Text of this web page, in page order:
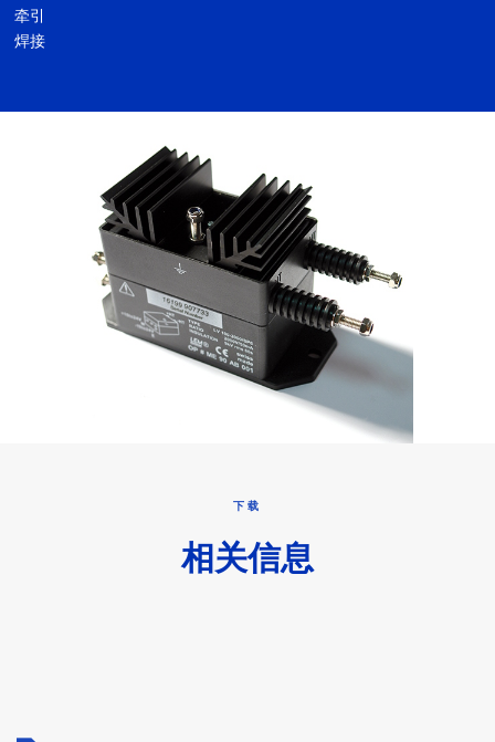
牵引
焊接
下载
相关信息